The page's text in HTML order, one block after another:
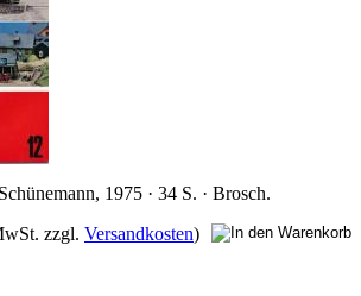
1975 · 34 S. · Brosch.
zzgl. Versandkosten)